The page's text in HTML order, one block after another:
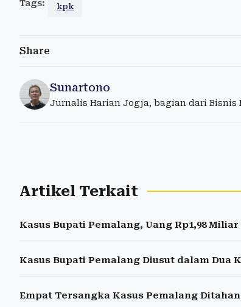
Tags: kpk
Share
Sunartono
Jurnalis Harian Jogja, bagian dari Bisnis
Artikel Terkait
Kasus Bupati Pemalang, Uang Rp1,98
Kasus Bupati Pemalang Diusut dalam Dua
Empat Tersangka Kasus Pemalang